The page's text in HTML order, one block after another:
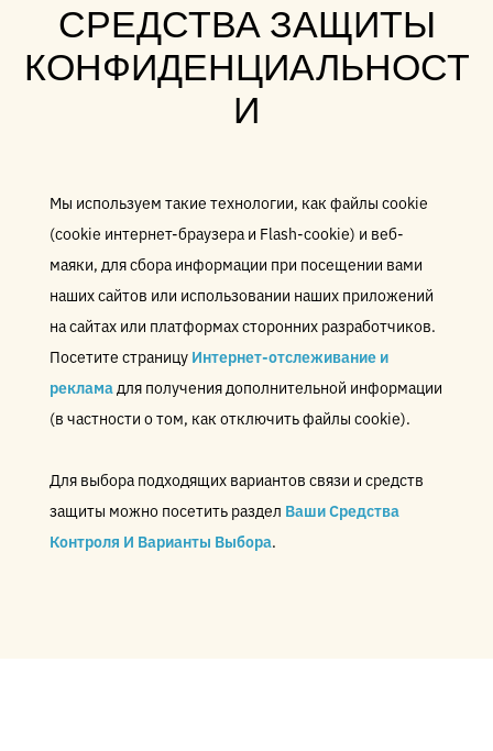
СРЕДСТВА ЗАЩИТЫ
КОНФИДЕНЦИАЛЬНОСТ
И
Мы используем такие технологии, как файлы cookie
(cookie интернет-браузера и Flash-cookie) и веб-
маяки, для сбора информации при посещении вами
наших сайтов или использовании наших приложений
на сайтах или платформах сторонних разработчиков.
Посетите страницу Интернет-отслеживание и
рекламадля получения дополнительной информации
(в частности о том, как отключить файлы cookie).
Для выбора подходящих вариантов связи и средств
защиты можно посетить раздел Ваши Средства
Контроля И Варианты Выбора.